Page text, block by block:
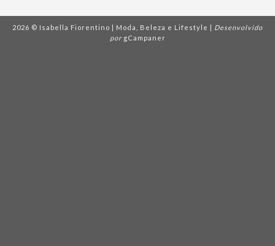
2026 © Isabella Fiorentino | Moda, Beleza e Lifestyle | Desenvolvido
por gCampaner